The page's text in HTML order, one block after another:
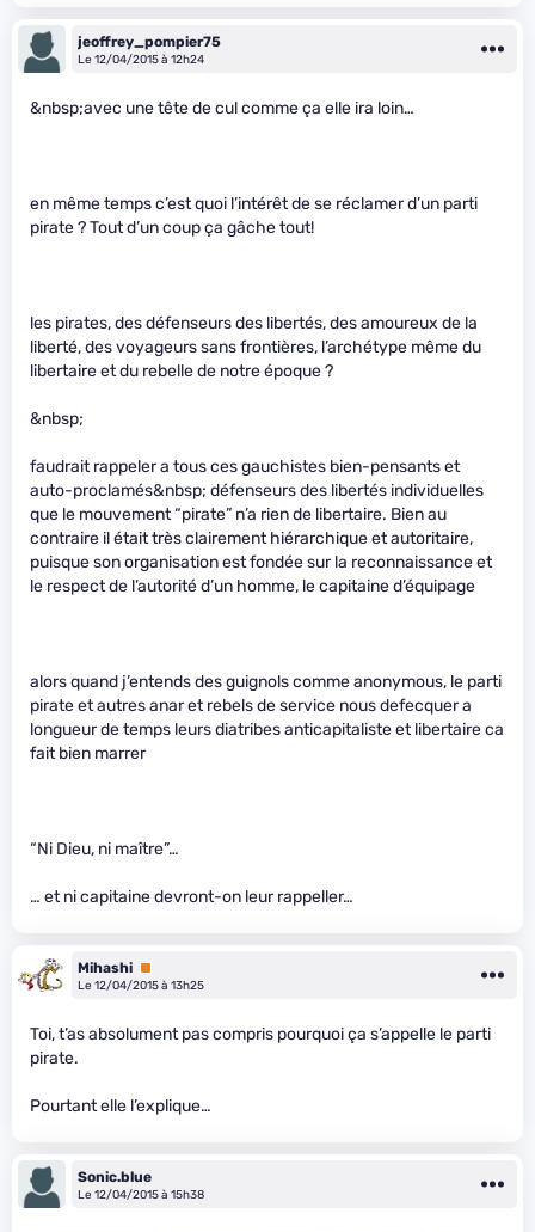
jeoffrey_pompier75
Le 12/04/2015 à 12h24
&nbsp;avec une tête de cul comme ça elle ira loin…
en même temps c’est quoi l’intérêt de se réclamer d’un parti
pirate ? Tout d’un coup ça gâche tout!
les pirates, des défenseurs des libertés, des amoureux de la
liberté, des voyageurs sans frontières, l’archétype même du
libertaire et du rebelle de notre époque ?
&nbsp;
faudrait rappeler a tous ces gauchistes bien-pensants et
auto-proclamés&nbsp; défenseurs des libertés individuelles
que le mouvement “pirate” n’a rien de libertaire. Bien au
contraire il était très clairement hiérarchique et autoritaire,
puisque son organisation est fondée sur la reconnaissance et
le respect de l’autorité d’un homme, le capitaine d’équipage
alors quand j’entends des guignols comme anonymous, le parti
pirate et autres anar et rebels de service nous defecquer a
longueur de temps leurs diatribes anticapitaliste et libertaire ca
fait bien marrer
“Ni Dieu, ni maître”…
… et ni capitaine devront-on leur rappeller…
Mihashi Premium
Le 12/04/2015 à 13h25
Toi, t’as absolument pas compris pourquoi ça s’appelle le parti
pirate.
Pourtant elle l’explique…
Sonic.blue
Le 12/04/2015 à 15h38